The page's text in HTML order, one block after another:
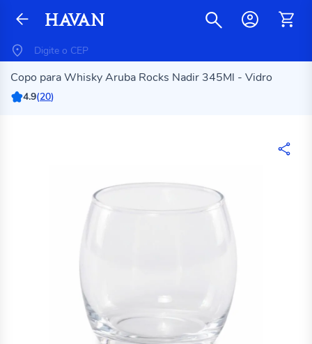
Copo para Whisky Aruba Rocks Nadir 345Ml - Vidro
4.9(20)